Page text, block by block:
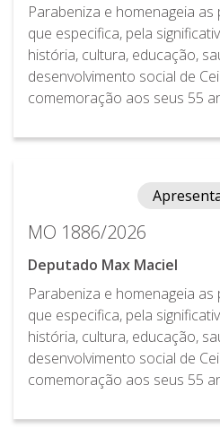
Parabeniza e homenageia
que especifica, pela
história, cultura, educação,
desenvolvimento social de
comemoração aos seus 55
MO 1886/2026
Deputado Max Maciel
Parabeniza e homenageia
que especifica, pela
história, cultura, educação,
desenvolvimento social de
comemoração aos seus 55